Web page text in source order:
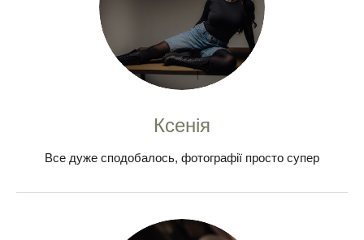
Ксенія
Все дуже сподобалось, фотографії просто супер